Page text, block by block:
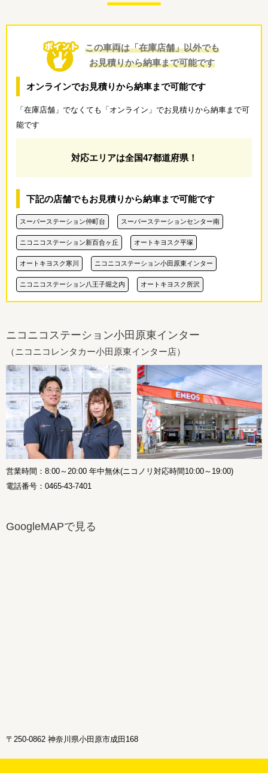
この車両は「在庫店舗」以外でも
お見積りから納車まで可能です
オンラインでお見積りから納車まで可能です
「在庫店舗」でなくても「オンライン」でお見積りから納車まで可
能です
対応エリアは全国47都道府県！
下記の店舗でもお見積りから納車まで可能です
スーパーステーション仲町台 スーパーステーションセンター南
ニコニコステーション新百合ヶ丘 オートキヨスク平塚
オートキヨスク寒川 ニコニコステーション小田原東インター
ニコニコステーション八王子堀之内 オートキヨスク所沢
ニコニコステーション小田原東インター
（ニコニコレンタカー小田原東インター店）
営業時間：8:00～20:00 年中無休(ニコノリ対応時間10:00～19:00)
電話番号：0465-43-7401
GoogleMAPで見る
〒250-0862 神奈川県小田原市成田168